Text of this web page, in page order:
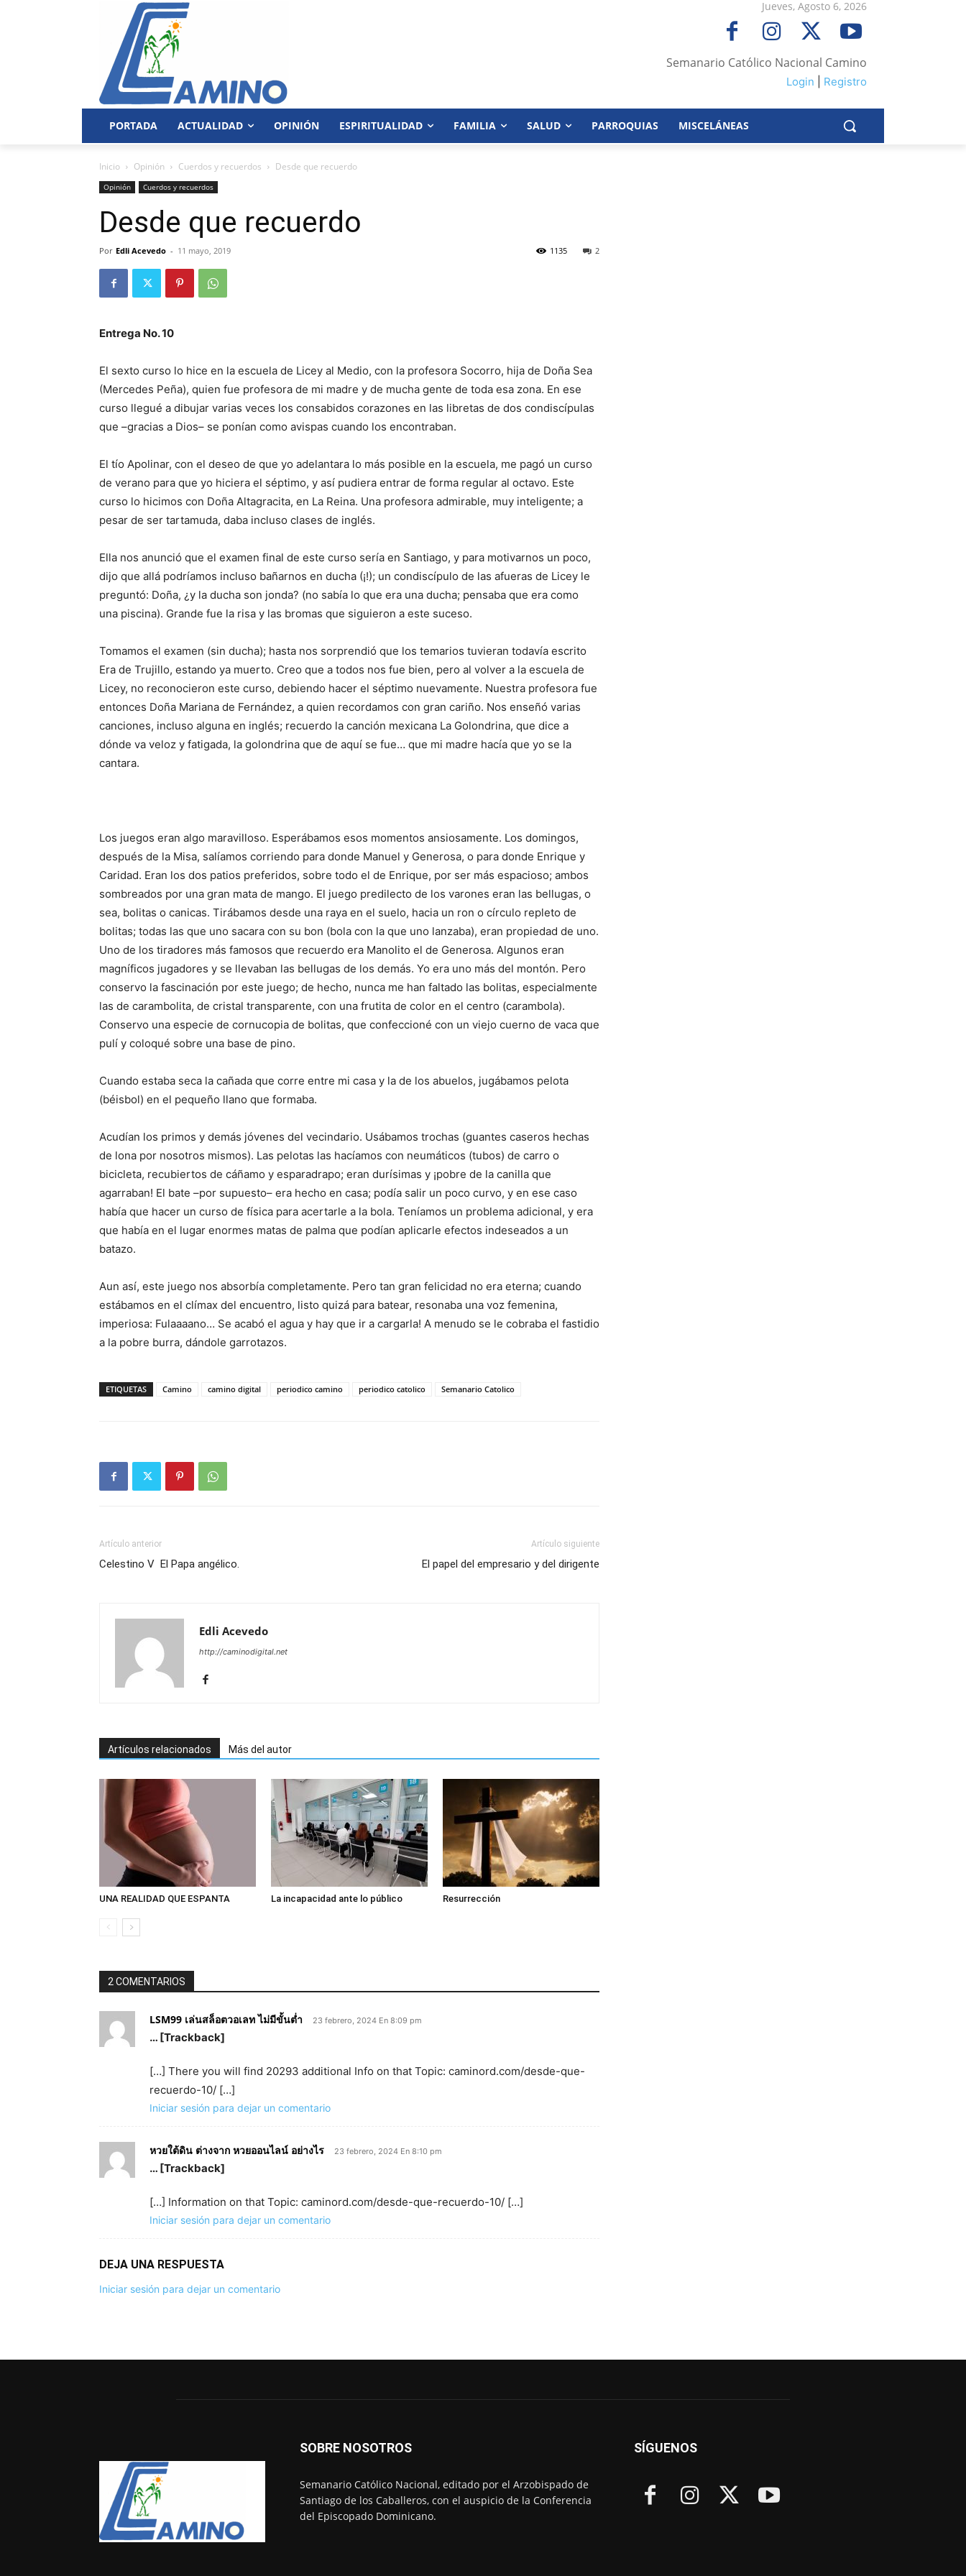
Jueves, Agosto 6, 2026
Semanario Católico Nacional Camino
Login Registro
PORTADA ACTUALIDAD OPINIÓN ESPIRITUALIDAD FAMILIA SALUD PARROQUIAS MISCELÁNEAS
Inicio Opinión Cuerdos y recuerdos Desde que recuerdo
Opinión Cuerdos y recuerdos
Desde que recuerdo
Por Edli Acevedo - 11 mayo, 2019 2
1135
Entrega No. 10
El sexto curso lo hice en la escuela de Licey al Me­dio, con la profesora So­corro, hija de Doña Sea
(Mercedes Peña), quien fue profesora de mi madre y de mucha gente de toda esa zona. En ese
curso llegué a dibujar varias veces los consabidos corazones en las libretas de dos condiscípulas
que –gracias a Dios– se ponían como avispas cuando los encontraban.
El tío Apolinar, con el deseo de que yo adelantara lo más posible en la escuela, me pagó un curso
de verano para que yo hiciera el séptimo, y así pudiera entrar de forma regular al octavo. Este
curso lo hicimos con Doña Altagracita, en La Reina. Una profesora admirable, muy inteligente; a
pesar de ser tartamuda, daba incluso cla­ses de inglés.
Ella nos anunció que el examen final de este curso sería en Santiago, y para mo­tivarnos un poco,
dijo que allá podríamos incluso ba­ñarnos en ducha (¡!); un condiscípulo de las afueras de Licey le
preguntó: Doña, ¿y la ducha son jonda? (no sabía lo que era una ducha; pensaba que era como
una piscina). Grande fue la risa y las bromas que siguieron a este suceso.
Tomamos el exa­men (sin ducha); hasta nos sorprendió que los te­marios tuvieran toda­vía escrito
Era de Tru­jillo, estando ya muerto. Creo que a todos nos fue bien, pero al volver a la escuela de
Licey, no reco­nocieron este curso, debiendo hacer el séptimo nuevamente. Nuestra profesora fue
entonces Doña Mariana de Fernández, a quien recorda­mos con gran cariño. Nos enseñó varias
canciones, in­cluso alguna en inglés; re­cuerdo la canción mexicana La Golondrina, que dice a
dónde va veloz y fatigada, la golondrina que de aquí se fue… que mi madre hacía que yo se la
cantara.
Los juegos eran algo ma­ravilloso. Esperábamos esos momentos ansiosamente. Los domingos,
después de la Misa, salíamos corriendo para donde Manuel y Gene­rosa, o para donde Enrique y
Caridad. Eran los dos patios preferidos, sobre todo el de Enrique, por ser más espacioso; ambos
sombreados por una gran mata de mango. El juego predilecto de los varones eran las bellugas, o
sea, bolitas o canicas. Tirá­bamos desde una raya en el suelo, hacia un ron o círculo repleto de
bolitas; todas las que uno sacara con su bon (bola con la que uno lanzaba), eran propiedad de uno.
Uno de los tira­dores más famosos que recuerdo era Manolito el de Generosa. Al­gunos eran
magníficos juga­dores y se llevaban las bellugas de los demás. Yo era uno más del montón. Pero
con­servo la fascinación por este juego; de hecho, nunca me han faltado las bolitas, especialmente
las de carambolita, de cristal transparente, con una frutita de color en el centro (carambola).
Conser­vo una especie de cornuco­pia de bolitas, que confeccioné con un viejo cuerno de vaca que
pulí y coloqué sobre una base de pino.
Cuando estaba seca la ca­ñada que corre entre mi casa y la de los abuelos, jugába­mos pelota
(béisbol) en el pequeño llano que formaba.
Acudían los primos y de­más jóvenes del vecindario. Usá­bamos trochas (guantes ca­seros hechas
de lona por no­sotros mismos). Las pelo­tas las hacíamos con neumá­ticos (tubos) de carro o
bicicleta, recubiertos de cáñamo y esparadrapo; eran durísimas y ¡pobre de la canilla que
agarraban! El bate –por su­puesto– era hecho en casa; podía salir un poco curvo, y en ese caso
había que hacer un curso de física para acertarle a la bola. Teníamos un problema adicional, y era
que había en el lugar enormes matas de palma que podían aplicarle efectos indeseados a un
batazo.
Aun así, este juego nos absorbía completamente. Pero tan gran felicidad no era eterna; cuando
estába­mos en el clímax del encuentro, listo quizá para batear, resonaba una voz femenina,
imperiosa: Fulaaaano… Se acabó el agua y hay que ir a cargarla! A menudo se le cobraba el fastidio
a la pobre burra, dándole garrotazos.
ETIQUETAS Camino camino digital periodico camino periodico catolico Semanario Catolico
Artículo anterior
Celestino V El Papa angélico.
Artículo siguiente
El papel del empresario y del dirigente
Edli Acevedo
http://caminodigital.net
Artículos relacionados Más del autor
UNA REALIDAD QUE ESPANTA La incapacidad ante lo público Resurrección
2 COMENTARIOS
LSM99 เล่นสล็อตวอเลท ไม่มีขั้นต่ำ 23 febrero, 2024 En 8:09 pm
… [Trackback]
[…] There you will find 20293 additional Info on that Topic: caminord.com/desde-que-
recuerdo-10/ […]
Iniciar sesión para dejar un comentario
หวยใต้ดิน ต่างจาก หวยออนไลน์ อย่างไร 23 febrero, 2024 En 8:10 pm
… [Trackback]
[…] Information on that Topic: caminord.com/desde-que-recuerdo-10/ […]
Iniciar sesión para dejar un comentario
DEJA UNA RESPUESTA
Iniciar sesión para dejar un comentario
SOBRE NOSOTROS
Semanario Católico Nacional, editado por el Arzobispado de
Santiago de los Caballeros, con el auspicio de la Conferencia
del Episcopado Dominicano.
SÍGUENOS